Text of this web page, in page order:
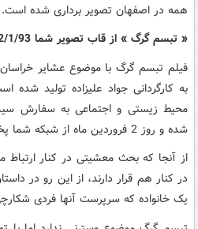
همه در اصفهان تصویر برداری شده است.
« تبسم گرگ » از قاب تصویر شما 2/1/93
فیلم تبسم گرگ با موضوع عشایر
به کارگردانی جواد علیزاده تولید
محیط زیستی و اجتماعی به سفارش
شده و روز 2 فروردین ماه از شبکه شما پخش می شود.
از آنجا که بحث معشیتی در کنار ارتباط
در کنار هم قرار دارند، از این رو در
یک خانواده که سرپرست آنها فردی